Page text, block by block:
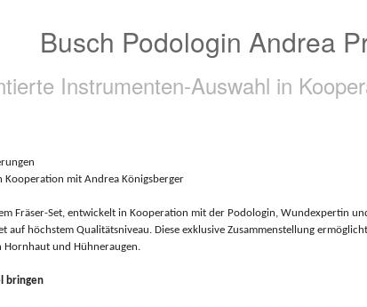
Busch Podologin Andrea
Instrumenten-Auswahl in
Kooperation mit Andrea Königsberger
Fräser-Set, entwickelt in Kooperation mit der Podologin, Wundexpertin
auf höchstem Qualitätsniveau. Diese exklusive Zusammenstellung
Hornhaut und Hühneraugen.
bringen